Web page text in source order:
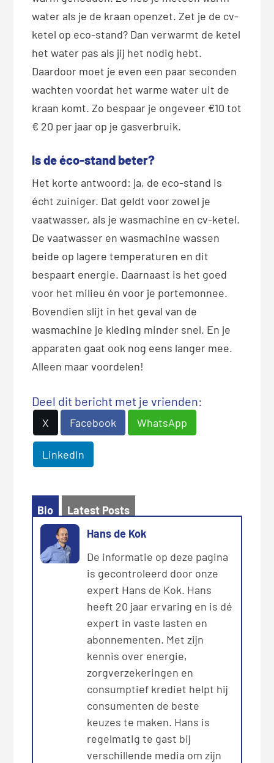
water als je de kraan openzet. Zet je de cv-
ketel op eco-stand? Dan verwarmt de ketel
het water pas als jij het nodig hebt.
Daardoor moet je even een paar seconden
wachten voordat het warme water uit de
kraan komt. Zo bespaar je ongeveer €10 tot
€ 20 per jaar op je gasverbruik.
Is de éco-stand beter?
Het korte antwoord: ja, de eco-stand is
écht zuiniger. Dat geldt voor zowel je
vaatwasser, als je wasmachine en cv-ketel.
De vaatwasser en wasmachine wassen
beide op lagere temperaturen en dit
bespaart energie. Daarnaast is het goed
voor het milieu én voor je portemonnee.
Bovendien slijt in het geval van de
wasmachine je kleding minder snel. En je
apparaten gaat ook nog eens langer mee.
Alleen maar voordelen!
Deel dit bericht met je vrienden:
X Facebook WhatsApp
LinkedIn
Bio
Latest Posts
Hans de Kok
De informatie op deze pagina
is gecontroleerd door onze
expert Hans de Kok. Hans
heeft 20 jaar ervaring en is dé
expert in vaste lasten en
abonnementen. Met zijn
kennis over energie,
zorgverzekeringen en
consumptief krediet helpt hij
consumenten de beste
keuzes te maken. Hans is
regelmatig te gast bij
verschillende media om zijn